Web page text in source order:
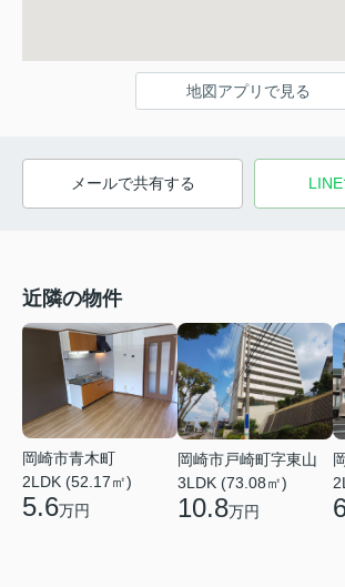
地図アプリで見る
メールで共有する
近隣の物件
岡崎市青木町
2LDK (52.17㎡)
5.6万円
岡崎市戸崎町字東山
3LDK (73.08㎡)
10.8万円